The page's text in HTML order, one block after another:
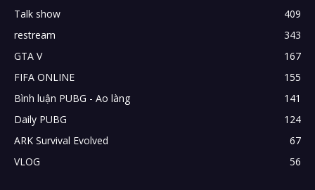
Talk show
409
restream
343
GTA V
167
FIFA ONLINE
155
Bình luận PUBG - Ao làng
141
Daily PUBG
124
ARK Survival Evolved
67
VLOG
56